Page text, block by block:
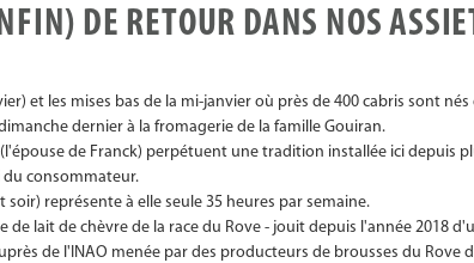
DE RETOUR DANS NOS
et les mises bas de la mi-janvier où près de 400 cabris sont
dernier à la fromagerie de la famille Gouiran.
de Franck) perpétuent une tradition installée ici depuis
du consommateur.
représente à elle seule 35 heures par semaine.
de lait de chèvre de la race du Rove - jouit depuis l'année 2018
de l'INAO menée par des producteurs de brousses du Rove